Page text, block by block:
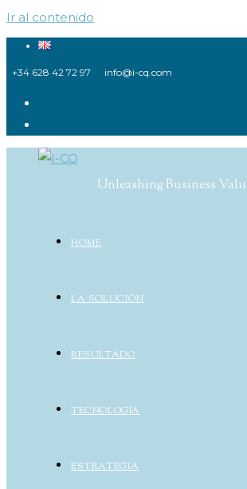
Ir al contenido
+34 628 42 72 97 info@i-cq.com
Unleashing Business
HOME
LA SOLUCIÓN
RESULTADO
TECNOLOGÍA
ESTRATEGIA